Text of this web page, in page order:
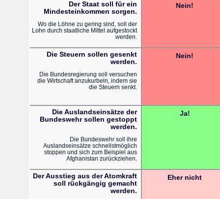
Der Staat soll für ein
Mindesteinkommen sorgen.
Wo die Löhne zu gering sind, soll der
Lohn durch staatliche Mittel aufgestockt
werden.
Nein!
Die Steuern sollen gesenkt
werden.
Die Bundesregierung soll versuchen
die Wirtschaft anzukurbeln, indem sie
die Steuern senkt.
Nein!
Die Auslandseinsätze der
Bundeswehr sollen gestoppt
werden.
Die Bundeswehr soll ihre
Auslandseinsätze schnellstmöglich
stoppen und sich zum Beispiel aus
Afghanistan zurückziehen.
Ja!
Der Ausstieg aus der Atomkraft
soll rückgängig gemacht
werden.
Eher nicht